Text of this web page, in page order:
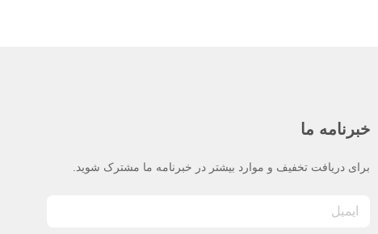
خبرنامه ما
برای دریافت تخفیف و موارد بیشتر در خبرنامه ما مشترک شوید.